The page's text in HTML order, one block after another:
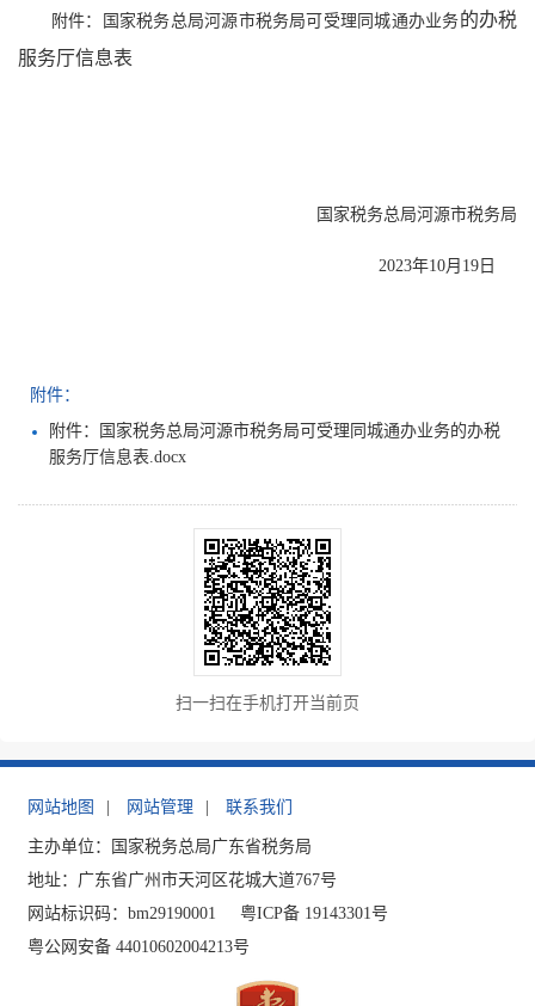
附件：国家税务总局河源市税务局可受理同城通办业务的办税
服务厅信息表
国家税务总局河源市税务局
2023年10月19日
附件：
附件：国家税务总局河源市税务局可受理同城通办业务的办税
服务厅信息表.docx
扫一扫在手机打开当前页
网站地图 网站管理 联系我们
主办单位：国家税务总局广东省税务局
地址：广东省广州市天河区花城大道767号
网站标识码：bm29190001
粤ICP备 19143301号
粤公网安备 44010602004213号